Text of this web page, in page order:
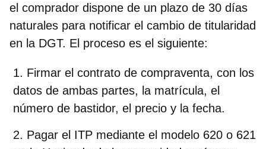
el comprador dispone de un plazo de 30 días
naturales para notificar el cambio de titularidad
en la DGT. El proceso es el siguiente:
Firmar el contrato de compraventa, con los
datos de ambas partes, la matrícula, el
número de bastidor, el precio y la fecha.
Pagar el ITP mediante el modelo 620 o 621